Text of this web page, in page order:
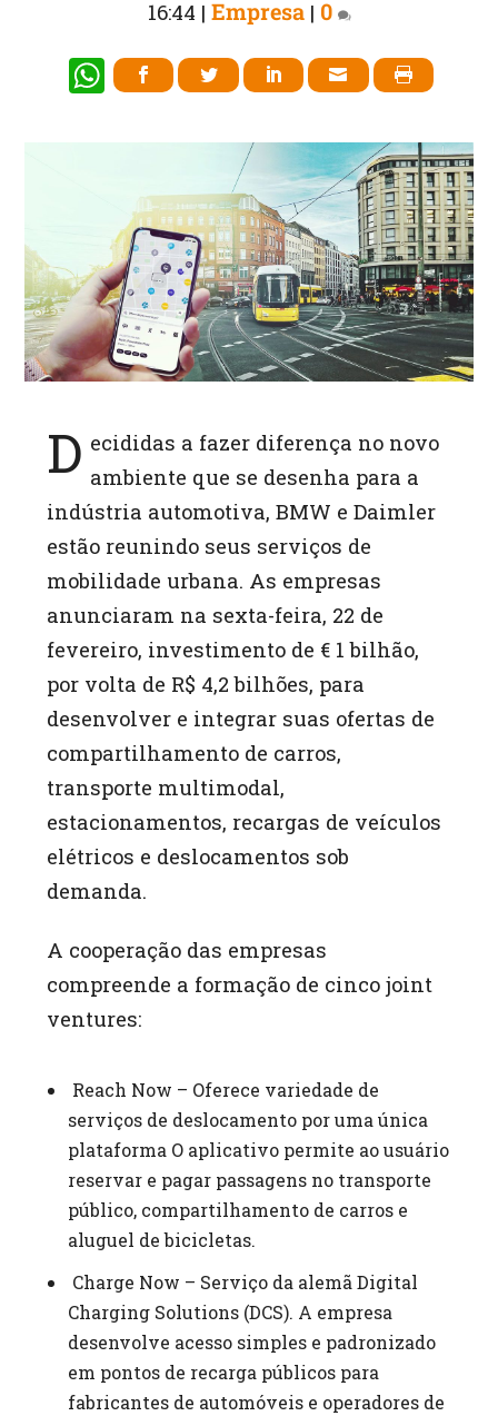
16:44 | Empresa| 0
W
at
A
p
p
D ecididas a fazer diferença no novo
ambiente que se desenha para a
indústria automotiva, BMW e Daimler
estão reunindo seus serviços de
mobilidade urbana. As empresas
anunciaram na sexta-feira, 22 de
fevereiro, investimento de € 1 bilhão,
por volta de R$ 4,2 bilhões, para
desenvolver e integrar suas ofertas de
compartilhamento de carros,
transporte multimodal,
estacionamentos, recargas de veículos
elétricos e deslocamentos sob
demanda.
A cooperação das empresas
compreende a formação de cinco joint
ventures:
Reach Now – Oferece variedade de
serviços de deslocamento por uma única
plataforma O aplicativo permite ao usuário
reservar e pagar passagens no transporte
público, compartilhamento de carros e
aluguel de bicicletas.
Charge Now – Serviço da alemã Digital
Charging Solutions (DCS). A empresa
desenvolve acesso simples e padronizado
em pontos de recarga públicos para
fabricantes de automóveis e operadores de